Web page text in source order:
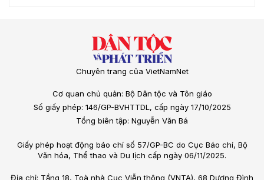
Chuyên trang của VietNamNet
Cơ quan chủ quản: Bộ Dân tộc và Tôn giáo
Số giấy phép: 146/GP-BVHTTDL, cấp ngày 17/10/2025
Tổng biên tập: Nguyễn Văn Bá
Giấy phép hoạt động báo chí số 57/GP-BC do Cục Báo chí, Bộ
Văn hóa, Thể thao và Du lịch cấp ngày 06/11/2025.
Địa chỉ: Tầng 18, Toà nhà Cục Viễn thông (VNTA), 68 Dương Đình